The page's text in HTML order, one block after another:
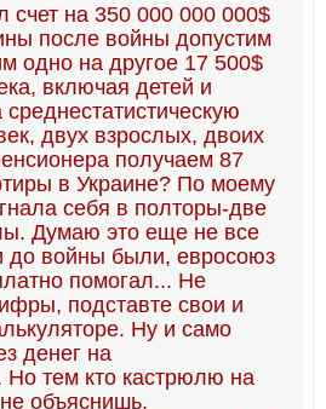
счет на 350 000 000 000$
после войны допустим
одно на другое 17 500$
включая детей и
двух взрослых, двоих
получаем 87
в Украине? По моему
себя в полторы-две
Думаю это еще не все
до войны были, евросоюз
помогал... Не
подставте свои и
Ну и само
денег на
Но тем кто кастрюлю на
объяснишь,